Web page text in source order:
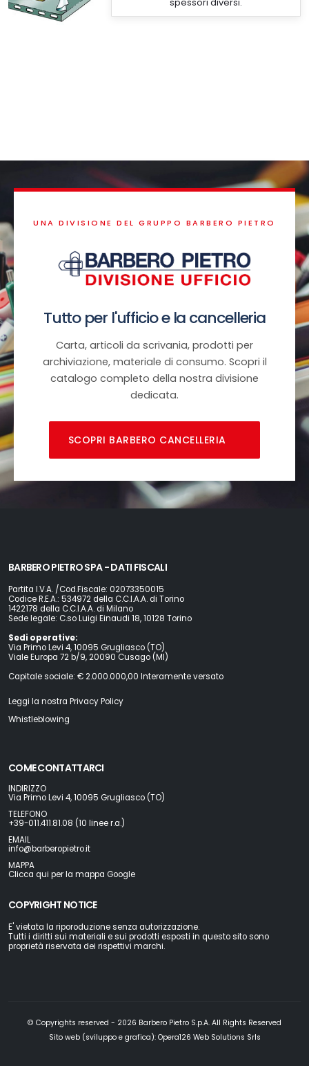
UNA DIVISIONE DEL GRUPPO BARBERO PIETRO
Tutto per l'ufficio e la cancelleria
Carta, articoli da scrivania, prodotti per
archiviazione, materiale di consumo. Scopri il
catalogo completo della nostra divisione
dedicata.
SCOPRI BARBERO CANCELLERIA
BARBERO PIETRO SPA - DATI FISCALI
Partita I.V.A. /Cod.Fiscale: 02073350015
Codice R.E.A.: 534972 della C.C.I.A.A. di Torino
1422178 della C.C.I.A.A. di Milano
Sede legale: C.so Luigi Einaudi 18, 10128 Torino
Sedi operative:
Via Primo Levi 4, 10095 Grugliasco (TO)
Viale Europa 72 b/9, 20090 Cusago (MI)
Capitale sociale: € 2.000.000,00 Interamente versato
Leggi la nostra Privacy Policy
Whistleblowing
COME CONTATTARCI
INDIRIZZO
Via Primo Levi 4, 10095 Grugliasco (TO)
TELEFONO
+39-011.411.81.08 (10 linee r.a.)
EMAIL
info@barberopietro.it
MAPPA
Clicca qui per la mappa Google
COPYRIGHT NOTICE
E' vietata la riporoduzione senza autorizzazione.
Tutti i diritti sui materiali e sui prodotti esposti in questo sito sono
proprietà riservata dei rispettivi marchi.
© Copyrights reserved - 2026 Barbero Pietro S.p.A. All Rights Reserved
Sito web (sviluppo e grafica): Opera126 Web Solutions Srls